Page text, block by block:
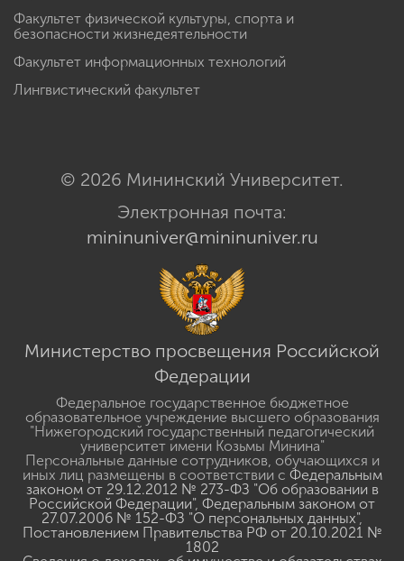
Факультет физической культуры, спорта и
безопасности жизнедеятельности
Факультет информационных технологий
Лингвистический факультет
© 2026 Мининский Университет.
Электронная почта:
mininuniver@mininuniver.ru
Министерство просвещения Российской
Федерации
Федеральное государственное бюджетное
образовательное учреждение высшего образования
"Нижегородский государственный педагогический
университет имени Козьмы Минина"
Персональные данные сотрудников, обучающихся и
иных лиц размещены в соответствии с Федеральным
законом от 29.12.2012 № 273-ФЗ "Об образовании в
Российской Федерации", Федеральным законом от
27.07.2006 № 152-ФЗ "О персональных данных",
Постановлением Правительства РФ от 20.10.2021 №
1802